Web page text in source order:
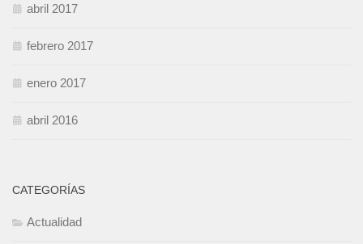
abril 2017
febrero 2017
enero 2017
abril 2016
CATEGORÍAS
Actualidad